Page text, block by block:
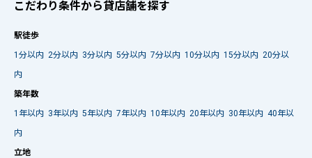
こだわり条件から貸店舗を探す
駅徒歩
1分以内 2分以内 3分以内 5分以内 7分以内 10分以内 15分以内 20分以
内
築年数
1年以内 3年以内 5年以内 7年以内 10年以内 20年以内 30年以内 40年以
内
立地